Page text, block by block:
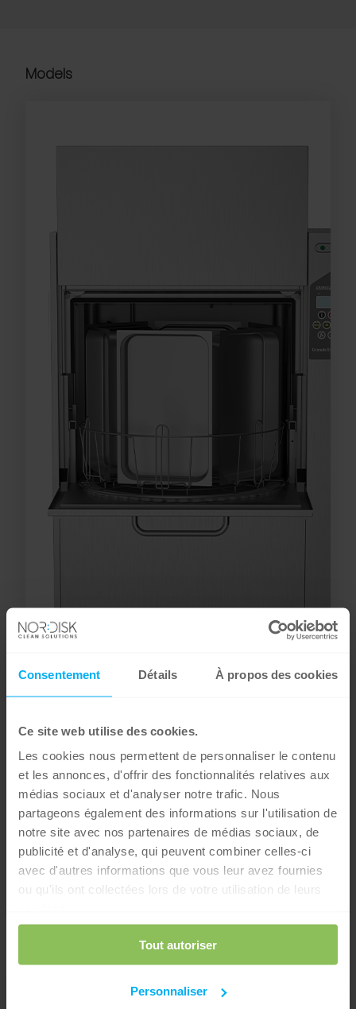
Consentement Détails À propos des cookies
Ce site web utilise des cookies.
Les cookies nous permettent de personnaliser le contenu
et les annonces, d'offrir des fonctionnalités relatives aux
médias sociaux et d'analyser notre trafic. Nous
partageons également des informations sur l'utilisation de
notre site avec nos partenaires de médias sociaux, de
publicité et d'analyse, qui peuvent combiner celles-ci
avec d'autres informations que vous leur avez fournies
ou qu'ils ont collectées lors de votre utilisation de leurs
Tout autoriser
Personnaliser
Models
Standard Edition
Version autonome gain de place fonctionnant avec un
seul panier de lavage de batterie, et une porte
inférieure qui se replie pour former une table de
chargement intégrée. De faible hauteur, ce Lave
Batterie se glisse dans les espaces réduits et confinés.
Il occupe une surface au sol inférieure à 1 m² et est